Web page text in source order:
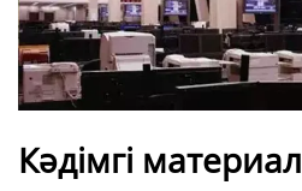
Кәдімгі материал